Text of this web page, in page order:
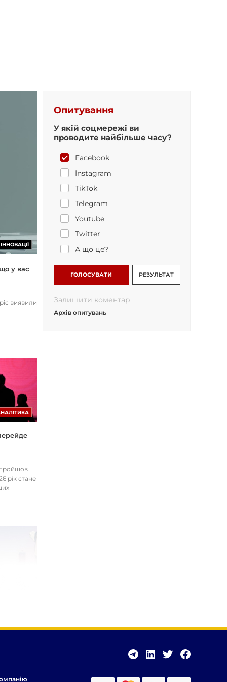
ІННОВАЦІЇ
у вас
виявили
рік стане
Опитування
У якій соцмережі ви
проводите найбільше часу?
Facebook
Instagram
TikTok
Telegram
Youtube
Twitter
А що це?
ГОЛОСУВАТИ РЕЗУЛЬТАТ
Залишити коментар
Архів опитувань